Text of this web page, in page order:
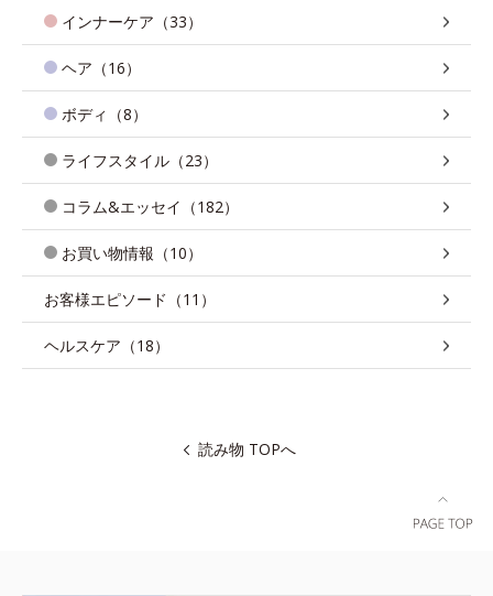
インナーケア（33）
ヘア（16）
ボディ（8）
ライフスタイル（23）
コラム&エッセイ（182）
お買い物情報（10）
お客様エピソード（11）
ヘルスケア（18）
読み物 TOPへ